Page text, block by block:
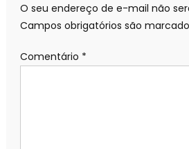
O seu endereço de e-mail não
Campos obrigatórios são
Comentário *